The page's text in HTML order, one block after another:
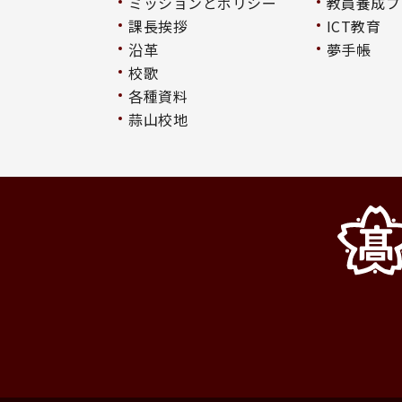
課長挨拶
沿革
校歌
各種資料
蒜山校地
ICT教育
夢手帳